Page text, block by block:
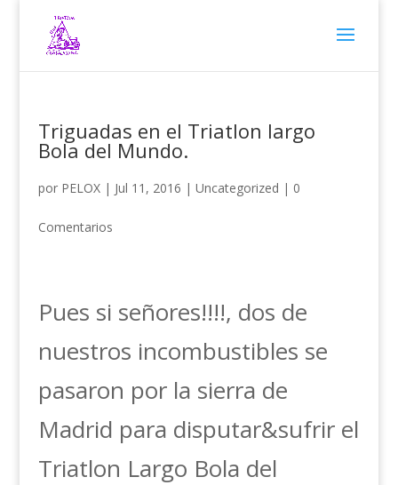
Triguadas en el Triatlon largo
Bola del Mundo.
por PELOX| Jul 11, 2016 | Uncategorized | 0
Comentarios
Pues si señores!!!!, dos de
nuestros incombustibles se
pasaron por la sierra de
Madrid para disputar&sufrir el
Triatlon Largo Bola del